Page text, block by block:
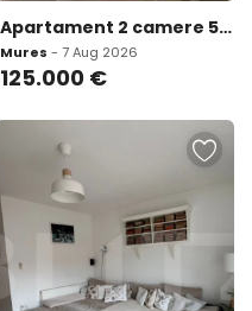
Apartament 2 camere 55 mp zona Tudor Skyline Residence
Mures - 7 Aug 2026
125.000 €